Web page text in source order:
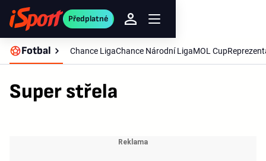
Předplatné
Fotbal Chance LigaChance Národní LigaMOL Cup
Super střela